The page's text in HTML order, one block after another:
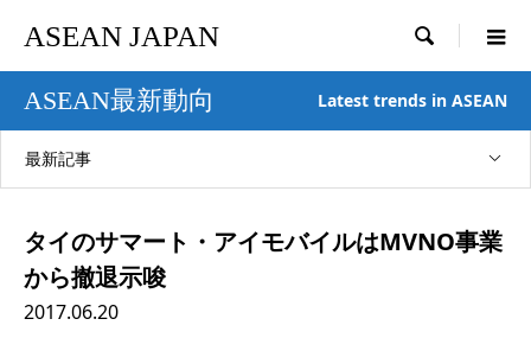
ASEAN JAPAN 
ASEAN最新動向 Latest trends in ASEAN
最新記事
タイのサマート・アイモバイルはMVNO事業
から撤退示唆
2017.06.20